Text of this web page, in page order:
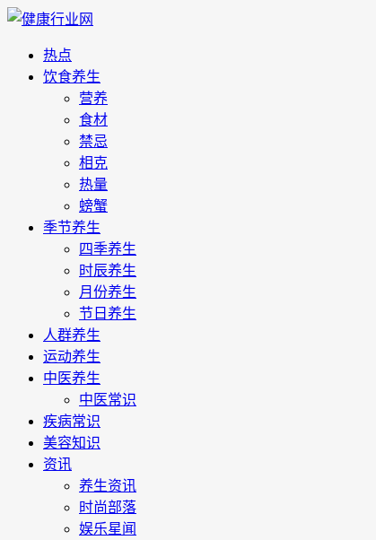
热点
饮食养生
营养
食材
禁忌
相克
热量
螃蟹
季节养生
四季养生
时辰养生
月份养生
节日养生
人群养生
运动养生
中医养生
中医常识
疾病常识
美容知识
资讯
养生资讯
时尚部落
娱乐星闻